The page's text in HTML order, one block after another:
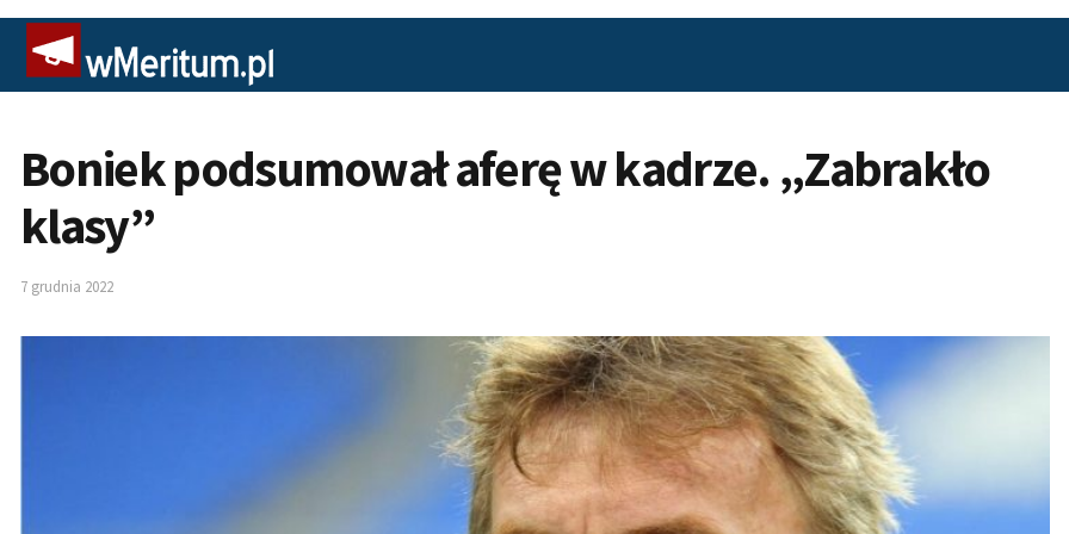
Boniek podsumował aferę w kadrze. „Zabrakło
klasy”
7 grudnia 2022